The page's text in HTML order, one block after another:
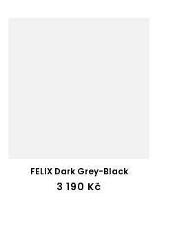
FELIX Dark Grey-Black
3 190 Kč